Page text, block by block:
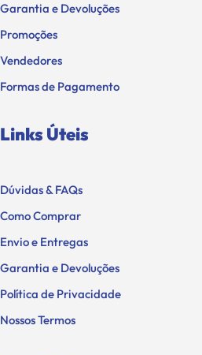
Garantia e Devoluções
Promoções
Vendedores
Formas de Pagamento
Links Úteis
Dúvidas & FAQs
Como Comprar
Envio e Entregas
Garantia e Devoluções
Política de Privacidade
Nossos Termos